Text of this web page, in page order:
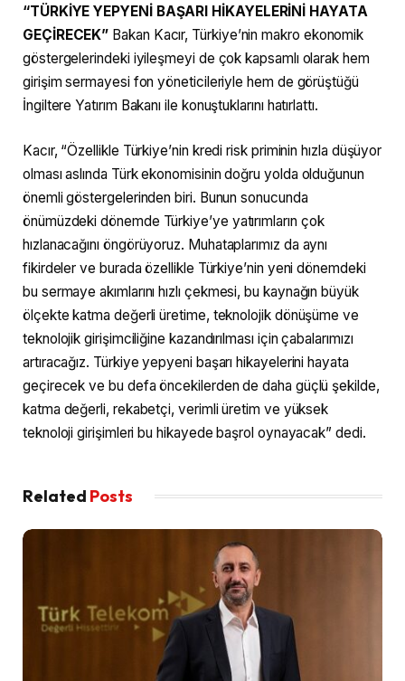
“TÜRKİYE YEPYENİ BAŞARI HİKAYELERİNİ HAYATA
GEÇİRECEK” Bakan Kacır, Türkiye’nin makro ekonomik
göstergelerindeki iyileşmeyi de çok kapsamlı olarak hem
girişim sermayesi fon yöneticileriyle hem de görüştüğü
İngiltere Yatırım Bakanı ile konuştuklarını hatırlattı.
Kacır, “Özellikle Türkiye’nin kredi risk priminin hızla düşüyor
olması aslında Türk ekonomisinin doğru yolda olduğunun
önemli göstergelerinden biri. Bunun sonucunda
önümüzdeki dönemde Türkiye’ye yatırımların çok
hızlanacağını öngörüyoruz. Muhataplarımız da aynı
fikirdeler ve burada özellikle Türkiye’nin yeni dönemdeki
bu sermaye akımlarını hızlı çekmesi, bu kaynağın büyük
ölçekte katma değerli üretime, teknolojik dönüşüme ve
teknolojik girişimciliğine kazandırılması için çabalarımızı
artıracağız. Türkiye yepyeni başarı hikayelerini hayata
geçirecek ve bu defa öncekilerden de daha güçlü şekilde,
katma değerli, rekabetçi, verimli üretim ve yüksek
teknoloji girişimleri bu hikayede başrol oynayacak” dedi.
Related Posts